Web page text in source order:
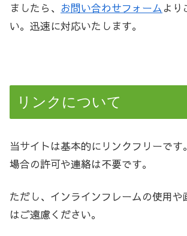
ましたら、 お問い合わせフォーム より
い。迅速に対応いたします。
リンクについて
当サイトは基本的にリンクフリーです
場合の許可や連絡は不要です。
ただし、インラインフレームの使用や
はご遠慮ください。